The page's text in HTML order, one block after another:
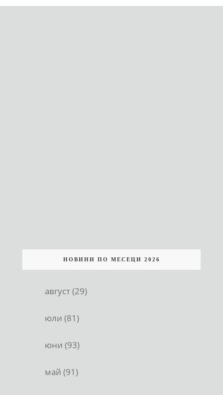
НОВИНИ ПО МЕСЕЦИ 2026
август (29)
юли (81)
юни (93)
май (91)